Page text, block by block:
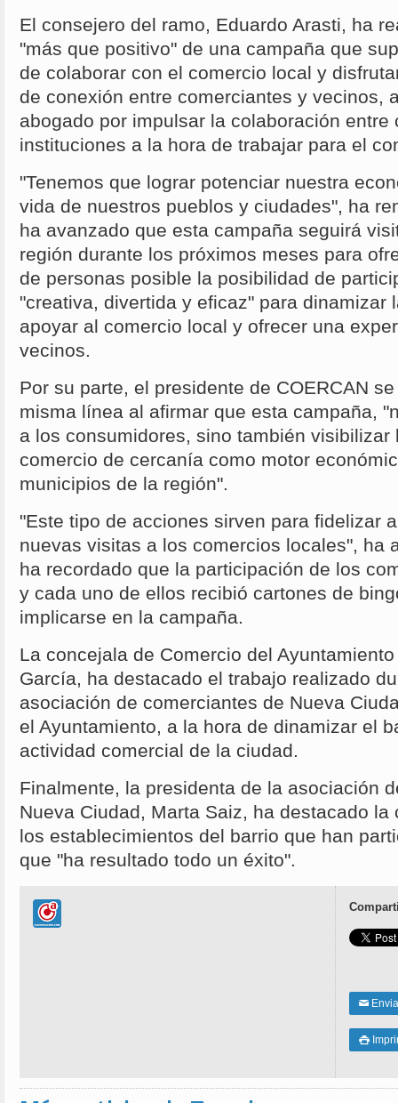
El consejero del ramo, Eduardo Arasti, ha
"más que positivo" de una campaña que
de colaborar con el comercio local y
de conexión entre comerciantes y vecinos,
abogado por impulsar la colaboración entre
instituciones a la hora de trabajar para el
"Tenemos que lograr potenciar nuestra
vida de nuestros pueblos y ciudades", ha
ha avanzado que esta campaña seguirá
región durante los próximos meses para
de personas posible la posibilidad de
"creativa, divertida y eficaz" para dinamizar
apoyar al comercio local y ofrecer una
vecinos.
Por su parte, el presidente de COERCAN
misma línea al afirmar que esta campaña,
a los consumidores, sino también visibilizar
comercio de cercanía como motor
municipios de la región".
"Este tipo de acciones sirven para fidelizar
nuevas visitas a los comercios locales", ha
ha recordado que la participación de los
y cada uno de ellos recibió cartones de
implicarse en la campaña.
La concejala de Comercio del
García, ha destacado el trabajo realizado
asociación de comerciantes de Nueva
el Ayuntamiento, a la hora de dinamizar el
actividad comercial de la ciudad.
Finalmente, la presidenta de la asociación
Nueva Ciudad, Marta Saiz, ha destacado
los establecimientos del barrio que han
que "ha resultado todo un éxito".
✉
